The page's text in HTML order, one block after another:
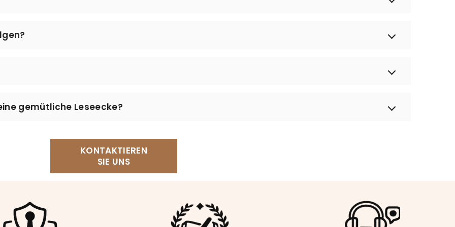
daran, Ihnen Ihre Leseaccessoires so schnell wie möglich zuzustellen – stets mit besonderem
zusätzlichen Versandkosten an.
Sie, dass die Tracking-Informationen nach dem Versand kurzzeitig verzögert angezeigt werden
Tagen nach Erhalt problemlos zurückgeben. Schreiben Sie uns einfach an
schnell und unkompliziert weiter.
gemütliche Leseecke?
unser Lesekissen, einen bequemen Sessel, einen Buchständer für freihändiges Lesen sowie
Sie nicht das passende Lesezeichen für noch mehr Lesekomfort.
KONTAKTIEREN
SIE UNS